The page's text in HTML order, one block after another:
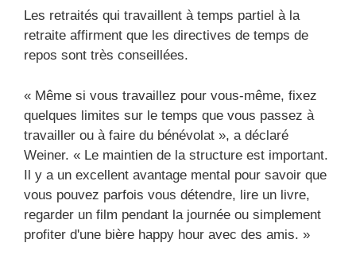
Les retraités qui travaillent à temps partiel à la
retraite affirment que les directives de temps de
repos sont très conseillées.
« Même si vous travaillez pour vous-même, fixez
quelques limites sur le temps que vous passez à
travailler ou à faire du bénévolat », a déclaré
Weiner. « Le maintien de la structure est important.
Il y a un excellent avantage mental pour savoir que
vous pouvez parfois vous détendre, lire un livre,
regarder un film pendant la journée ou simplement
profiter d'une bière happy hour avec des amis. »